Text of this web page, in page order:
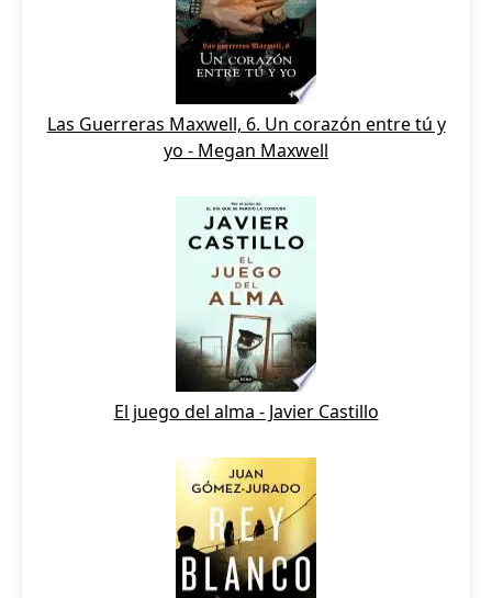
Las Guerreras Maxwell, 6. Un corazón entre tú y
yo - Megan Maxwell
El juego del alma - Javier Castillo